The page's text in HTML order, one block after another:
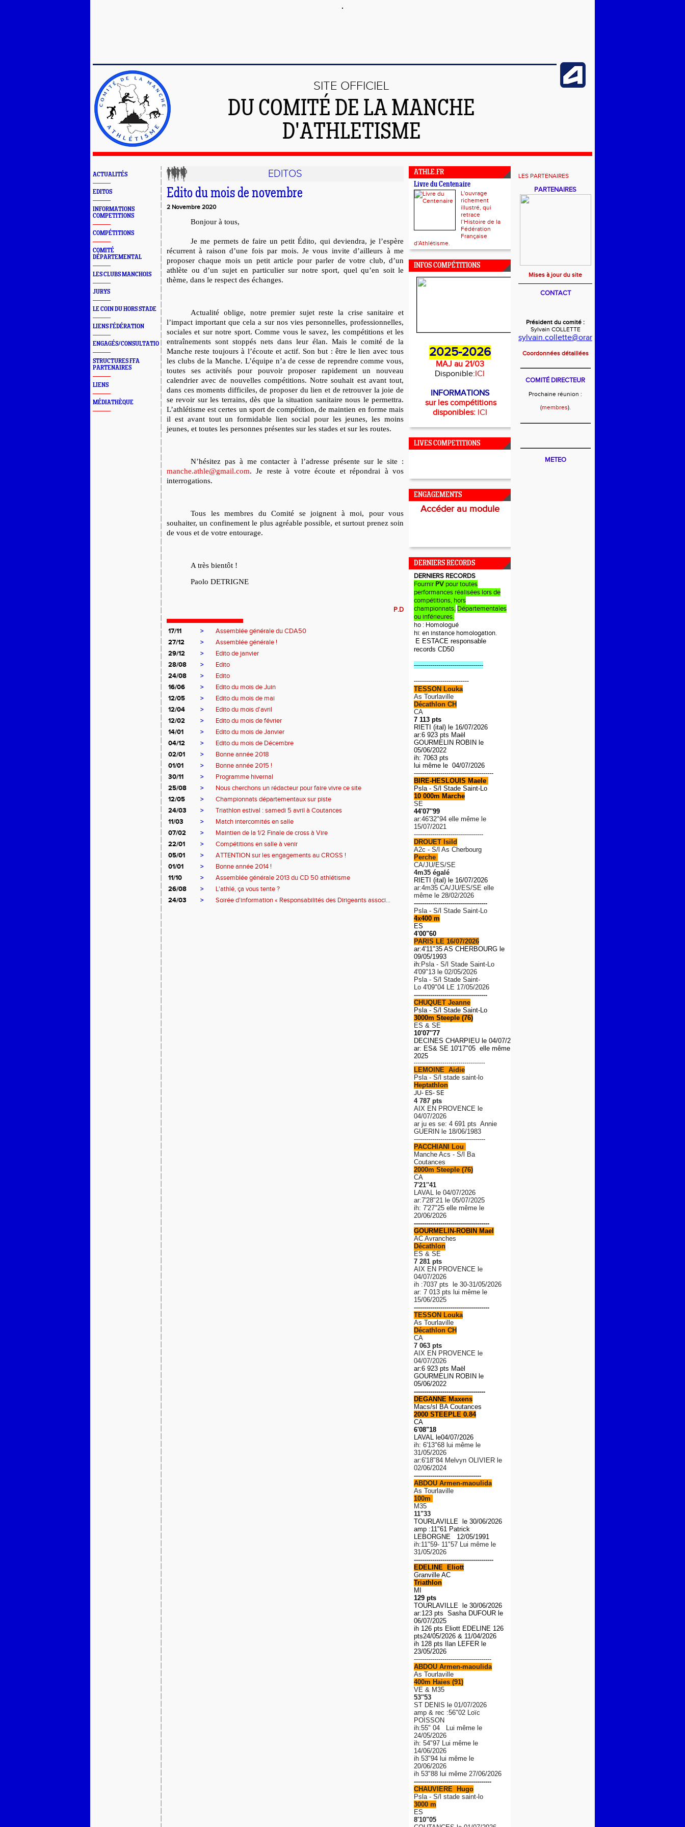
SITE OFFICIEL
DU COMITÉ DE LA MANCHE
D'ATHLETISME
ACTUALITÉS
EDITOS
INFORMATIONS
COMPETITIONS
COMPÉTITIONS
COMITÉ
DÉPARTEMENTAL
LES CLUBS MANCHOIS
JURYS
LE COIN DU HORS STADE
LIENS FÉDÉRATION
ENGAGÉS/CONSULTATION
STRUCTURES FFA
PARTENAIRES
LIENS
MÉDIATHÈQUE
EDITOS
Edito du mois de novembre
2 Novembre 2020
Bonjour à tous,
Je me permets de faire un petit Édito, qui deviendra, je l’espère
récurrent à raison d’une fois par mois. Je vous invite d’ailleurs à me
proposer chaque mois un petit article pour parler de votre club, d’un
athlète ou d’un sujet en particulier sur notre sport, quel qu’en soit le
thème, dans le respect des échanges.
Actualité oblige, notre premier sujet reste la crise sanitaire et
l’impact important que cela a sur nos vies personnelles, professionnelles,
sociales et sur notre sport. Comme vous le savez, les compétitions et les
entraînements sont stoppés nets dans leur élan. Mais le comité de la
Manche reste toujours à l’écoute et actif. Son but : être le lien avec tous
les clubs de la Manche. L’équipe n’a de cesse de reprendre comme vous,
toutes ses activités pour pouvoir proposer rapidement un nouveau
calendrier avec de nouvelles compétitions. Notre souhait est avant tout,
dans ces moments difficiles, de proposer du lien et de retrouver la joie de
se revoir sur les terrains, dès que la situation sanitaire nous le permettra.
L’athlétisme est certes un sport de compétition, de maintien en forme mais
il est avant tout un formidable lien social pour les jeunes, les moins
jeunes, et toutes les personnes présentes sur les stades et sur les routes.
N’hésitez pas à me contacter à l’adresse présente sur le site :
manche.athle@gmail.com. Je reste à votre écoute et répondrai à vos
interrogations.
Tous les membres du Comité se joignent à moi, pour vous
souhaiter, un confinement le plus agréable possible, et surtout prenez soin
de vous et de votre entourage.
A très bientôt !
Paolo DETRIGNE
P.D
17/11 >
Assemblée générale du CDA50
27/12
>
Assemblée générale !
29/12
>
Edito de janvier
28/08
>
Edito
24/08
>
Edito
16/06
>
Edito du mois de Juin
12/05
>
Edito du mois de mai
12/04
>
Edito du mois d'avril
12/02
>
Edito du mois de février
14/01
>
Edito du mois de Janvier
04/12
>
Edito du mois de Décembre
02/01
>
Bonne année 2018
01/01
>
Bonne année 2015 !
30/11
>
Programme hivernal
25/08
>
Nous cherchons un rédacteur pour faire vivre ce site
12/05
>
Championnats départementaux sur piste
24/03
>
Triathlon estival : samedi 5 avril à Coutances
11/03
>
Match intercomités en salle
07/02
>
Maintien de la 1/2 Finale de cross à Vire
22/01
>
Compétitions en salle à venir
05/01
>
ATTENTION sur les engagements au CROSS !
01/01
>
Bonne année 2014 !
11/10
>
Assemblée générale 2013 du CD 50 athlétisme
26/08
>
L'athlé, ça vous tente ?
24/03
> Soirée d’information « Responsabilités des Dirigeants associ...
ATHLE.FR
Livre du Centenaire
L'ouvrage
richement
illustré, qui
retrace
l’Histoire de la
Fédération
Française
d'Athlétisme.
INFOS COMPÉTITIONS
2025-2026
MAJ au 21/03
Disponible:ICI
INFORMATIONS
sur les compétitions
disponibles: ICI
LIVES COMPETITIONS
ENGAGEMENTS
Accéder au module
DERNIERS RECORDS
DERNIERS RECORDS
Fournir PV pour toutes
performances réalisées lors de
compétitions, hors
championnats, Départementales
ou inférieures.
ho : Homologué
hi: en instance homologation.
E ESTACE responsable
records CD50
----------------------------------
---------------------------
TESSON Louka
As Tourlaville
Décathlon CH
CA
7 113 pts
RIETI (ital) le 16/07/2026
ar:6 923 pts Maël
GOURMELIN ROBIN le
05/06/2022
ih: 7063 pts
lui même le 04/07/2026
---------------------------------------
BIRE-HESLOUIS Maele
Psla - S/l Stade Saint-Lo
10 000m Marche
SE
44'07''99
ar:46'32"94 elle même le
15/07/2021
----------------------------------
DROUET Isild
A2c - S/l As Cherbourg
Perche
CA/JU/ES/SE
4m35 égalé
RIETI (ital) le 16/07/2026
ar:4m35 CA/JU/ES/SE elle
même le 28/02/2026
------------------------------------
Psla - S/l Stade Saint-Lo
4x400 m
ES
4'00"60
PARIS LE 16/07/2026
ar:4'11"35 AS CHERBOURG le
09/05/1993
ih: Psla - S/l Stade Saint-Lo
4'09"13 le 02/05/2026
Psla - S/l Stade Saint-
Lo 4'09"04 LE 17/05/2026
------------------------------------
CHUQUET Jeanne
Psla - S/l Stade Saint-Lo
3000m Steeple (76)
ES & SE
10'07''77
DECINES CHARPIEU le 04/07/2026
ar: ES& SE 10'17"05 elle même le 01/08/
2025
-----------------------------------
LEMOINE Aidie
Psla - S/l stade saint-lo
Heptathlon
JU- ES- SE
4 787 pts
AIX EN PROVENCE le
04/07/2026
ar ju es se: 4 691 pts Annie
GUERIN le 18/06/1983
-----------------------------------
PACCHIANI Lou
Manche Acs - S/l Ba
Coutances
2000m Steeple (76)
CA
7'21''41
LAVAL le 04/07/2026
ar:7'28"21 le 05/07/2025
ih: 7'27"25 elle même le
20/06/2026
-------------------------------------
GOURMELIN-ROBIN Mael
AC Avranches
Décathlon
ES & SE
7 281 pts
AIX EN PROVENCE le
04/07/2026
ih :7037 pts le 30-31/05/2026
ar: 7 013 pts lui même le
15/06/2025
-------------------------------------
TESSON Louka
As Tourlaville
Décathlon CH
CA
7 063 pts
AIX EN PROVENCE le
04/07/2026
ar:6 923 pts Maël
GOURMELIN ROBIN le
05/06/2022
-----------------------------------
DEGANNE Maxens
Macs/sl BA Coutances
2000 STEEPLE 0.84
CA
6'08"18
LAVAL le04/07/2026
ih: 6'13"68 lui même le
31/05/2026
ar:6'18"84 Melvyn OLIVIER le
02/06/2024
---------------------------------
ABDOU Armen-maoulida
As Tourlaville
100m
M35
11"33
TOURLAVILLE le 30/06/2026
amp :11"61 Patrick
LEBORGNE 12/05/1991
ih:11"59- 11"57 Lui même le
31/05/2026
---------------------------------------
EDELINE Eliott
Granville AC
Triathlon
MI
129 pts
TOURLAVILLE le 30/06/2026
ar:123 pts Sasha DUFOUR le
06/07/2025
ih 126 pts Eliott EDELINE 126
pts24/05/2026 & 11/04/2026
ih 128 pts Ilan LEFER le
23/05/2026
--------------------------------------
ABDOU Armen-maoulida
As Tourlaville
400m Haies (91)
VE & M35
53''53
ST DENIS le 01/07/2026
amp & rec :56"02 Loïc
POISSON
ih:55" 04 Lui même le
24/05/2026
ih: 54"97 Lui même le
14/06/2026
ih 53"94 lui même le
20/06/2026
ih 53"88 lui même 27/06/2026
--------------------------------------
CHAUVIERE Hugo
Psla - S/l stade saint-lo
3000 m
ES
8'10"05
LES PARTENAIRES
PARTENAIRES
Mises à jour du site
CONTACT
Président du comité :
Sylvain COLLETTE
sylvain.collette@orange.fr
Coordonnées détaillées
_______________________
COMITÉ DIRECTEUR
Prochaine réunion :
(membres).
_______________________
_______________________
METEO